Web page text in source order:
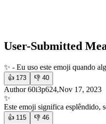
User-Submitted
✨ - Eu uso este emoji quando
👍 173 👎 40
Author 60i3p624,Nov 17, 2023
✨
Este emoji significa esplêndido,
👍 115 👎 46